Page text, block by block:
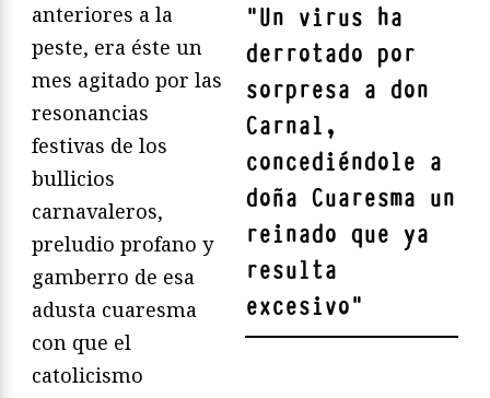
"Un virus ha
derrotado por
sorpresa a don
Carnal,
concediéndole a
doña Cuaresma un
reinado que ya
resulta
excesivo"
anteriores a la
peste, era éste un
mes agitado por las
resonancias
festivas de los
bullicios
carnavaleros,
preludio profano y
gamberro de esa
adusta cuaresma
con que el
catolicismo